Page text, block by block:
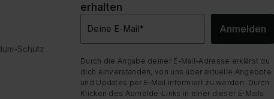
Schutz
erhalten
Deine E-Mail* Anmelden
Durch die Angabe deiner E-Mail-Adresse erklärst du
dich einverstanden, von uns über aktuelle Angebote
und Updates per E-Mail informiert zu werden. Durch
Klicken des Abmelde-Links in einer dieser E-Mails